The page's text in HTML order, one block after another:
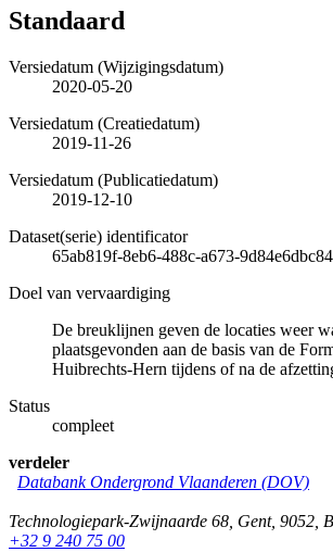
Standaard
Versiedatum (Wijzigingsdatum)
2020-05-20
Versiedatum (Creatiedatum)
2019-11-26
Versiedatum (Publicatiedatum)
2019-12-10
Dataset(serie) identificator
65ab819f-8eb6-488c-a673-
Doel van vervaardiging
De breuklijnen geven de locaties weer
plaatsgevonden aan de basis van de
Huibrechts-Hern tijdens of na de
Status
compleet
verdeler
Databank Ondergrond Vlaanderen (DOV)
Technologiepark-Zwijnaarde 68 Gent, 9052
+32 9 240 75 00